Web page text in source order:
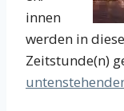
innen
werden in
Zeitstunde(n)